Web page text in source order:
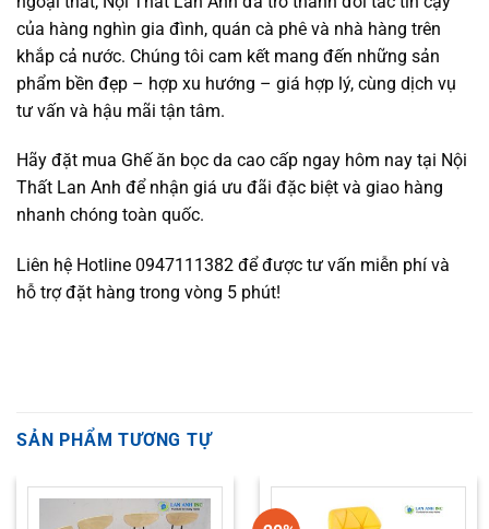
của hàng nghìn gia đình, quán cà phê và nhà hàng trên
khắp cả nước. Chúng tôi cam kết mang đến những sản
phẩm bền đẹp – hợp xu hướng – giá hợp lý, cùng dịch vụ
tư vấn và hậu mãi tận tâm.
Hãy đặt mua Ghế ăn bọc da cao cấp ngay hôm nay tại Nội
Thất Lan Anh để nhận giá ưu đãi đặc biệt và giao hàng
nhanh chóng toàn quốc.
Liên hệ Hotline 0947111382 để được tư vấn miễn phí và
hỗ trợ đặt hàng trong vòng 5 phút!
SẢN PHẨM TƯƠNG TỰ